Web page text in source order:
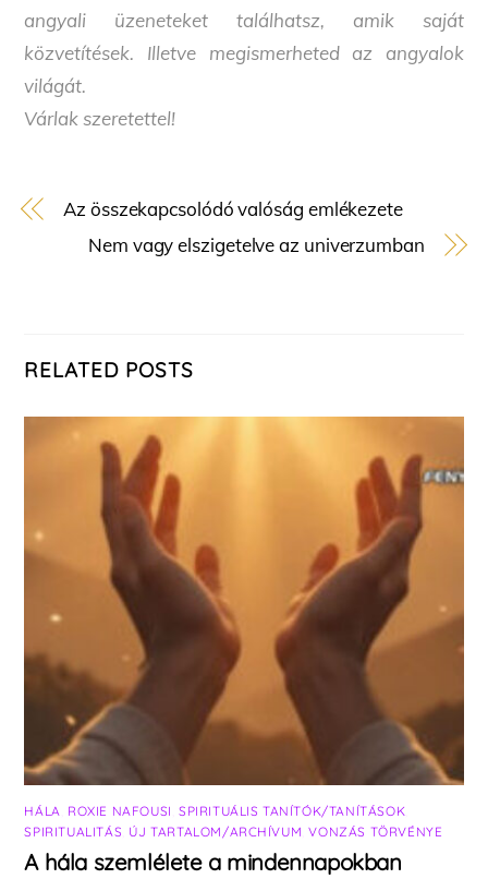
angyali üzeneteket találhatsz, amik saját
közvetítések. Illetve megismerheted az angyalok
világát.
Várlak szeretettel!
Az összekapcsolódó valóság emlékezete
Nem vagy elszigetelve az univerzumban
RELATED POSTS
HÁLA ROXIE NAFOUSI SPIRITUÁLIS TANÍTÓK/TANÍTÁSOK
SPIRITUALITÁS ÚJ TARTALOM/ARCHÍVUM ,VONZÁS TÖRVÉNYE
A hála szemlélete a mindennapokban